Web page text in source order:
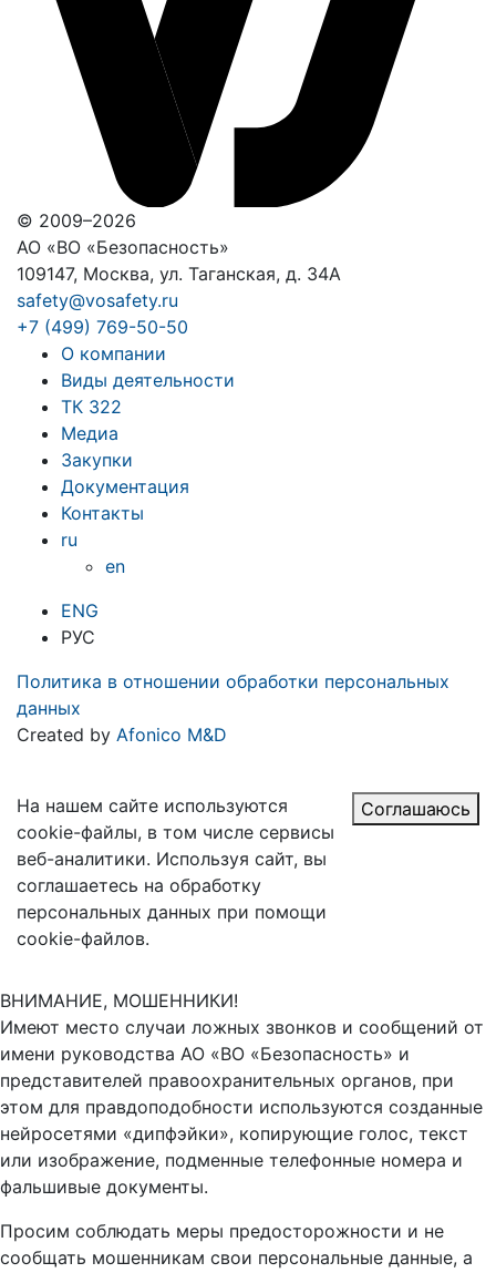
© 2009–2026
АО «ВО «Безопасность»
109147, Москва, ул. Таганская, д. 34А
safety@vosafety.ru
+7 (499) 769-50-50
О компании
Виды деятельности
ТК 322
Медиа
Закупки
Документация
Контакты
ru
en
ENG
РУС
Политика в отношении обработки персональных
данных
Created by Afonico M&D
На нашем сайте используются
cookie-файлы, в том числе сервисы
веб-аналитики. Используя сайт, вы
соглашаетесь на обработку
персональных данных при помощи
cookie-файлов.
Соглашаюсь
ВНИМАНИЕ, МОШЕННИКИ!
Имеют место случаи ложных звонков и сообщений от
имени руководства АО «ВО «Безопасность» и
представителей правоохранительных органов, при
этом для правдоподобности используются созданные
нейросетями «дипфэйки», копирующие голос, текст
или изображение, подменные телефонные номера и
фальшивые документы.
Просим соблюдать меры предосторожности и не
сообщать мошенникам свои персональные данные, а